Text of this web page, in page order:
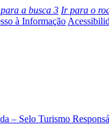
a busca 3 Ir para o
à Informação
– Selo Turismo